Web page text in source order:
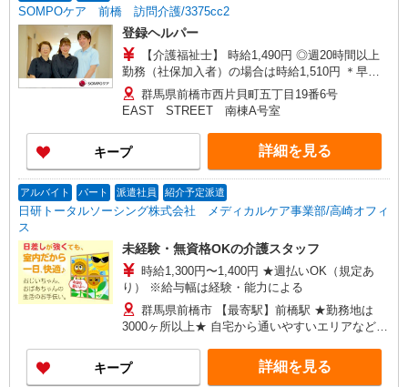
SOMPOケア 前橋 訪問介護/3375cc2
登録ヘルパー
【介護福祉士】 時給1,490円 ◎週20時間以上
勤務（社保加入者）の場合は時給1,510円 ＊早朝
夜間（〜8:00、18:00〜）：時給1,863円〜 ＊日曜
祝日：時給1,790円〜 【実務者研修・初任者研修
（ヘルパー1級・2級）】 時給1,410円 ◎週20時間
以上勤務（社保加入者）の場合は時給1,430円 ＊
早朝夜間（〜8:00、18:00〜）：時給1,763円〜 ＊
日曜祝日：時給1,710円〜 ◎身体介助、生活援助
が同時給 ◎キャンセル手当：職務時給の60％支給
群馬県前橋市西片貝町五丁目19番6号
EAST STREET 南棟A号室
キープ 詳細を見る
アルバイト パート 派遣社員 紹介予定派遣
日研トータルソーシング株式会社 メディカルケア事業部/高崎オフィ
ス
未経験・無資格OKの介護スタッフ
時給1,300円〜1,400円 ★週払いOK（規定あ
り） ※給与幅は経験・能力による
群馬県前橋市 【最寄駅】前橋駅 ★勤務地は
3000ヶ所以上★ 自宅から通いやすいエリアなど、
キープ 詳細を見る